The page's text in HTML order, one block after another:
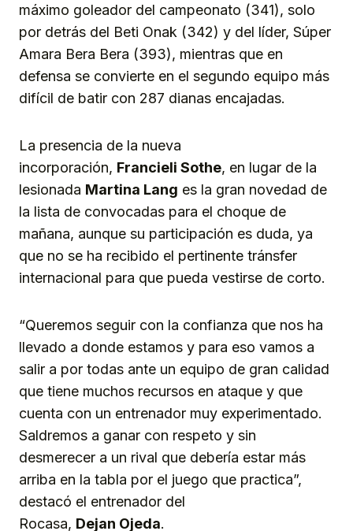
máximo goleador del campeonato (341), solo
por detrás del Beti Onak (342) y del líder, Súper
Amara Bera Bera (393), mientras que en
defensa se convierte en el segundo equipo más
difícil de batir con 287 dianas encajadas.
La presencia de la nueva
incorporación, Francieli Sothe, en lugar de la
lesionada Martina Lang es la gran novedad de
la lista de convocadas para el choque de
mañana, aunque su participación es duda, ya
que no se ha recibido el pertinente tránsfer
internacional para que pueda vestirse de corto.
“Queremos seguir con la confianza que nos ha
llevado a donde estamos y para eso vamos a
salir a por todas ante un equipo de gran calidad
que tiene muchos recursos en ataque y que
cuenta con un entrenador muy experimentado.
Saldremos a ganar con respeto y sin
desmerecer a un rival que debería estar más
arriba en la tabla por el juego que practica”,
destacó el entrenador del
Rocasa, Dejan Ojeda.